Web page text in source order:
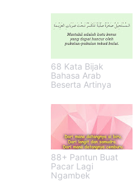
68 Kata Bijak
Bahasa Arab
Beserta Artinya
88+ Pantun Buat
Pacar Lagi
Ngambek